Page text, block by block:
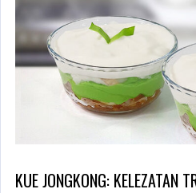
KUE JONGKONG: KELEZATAN